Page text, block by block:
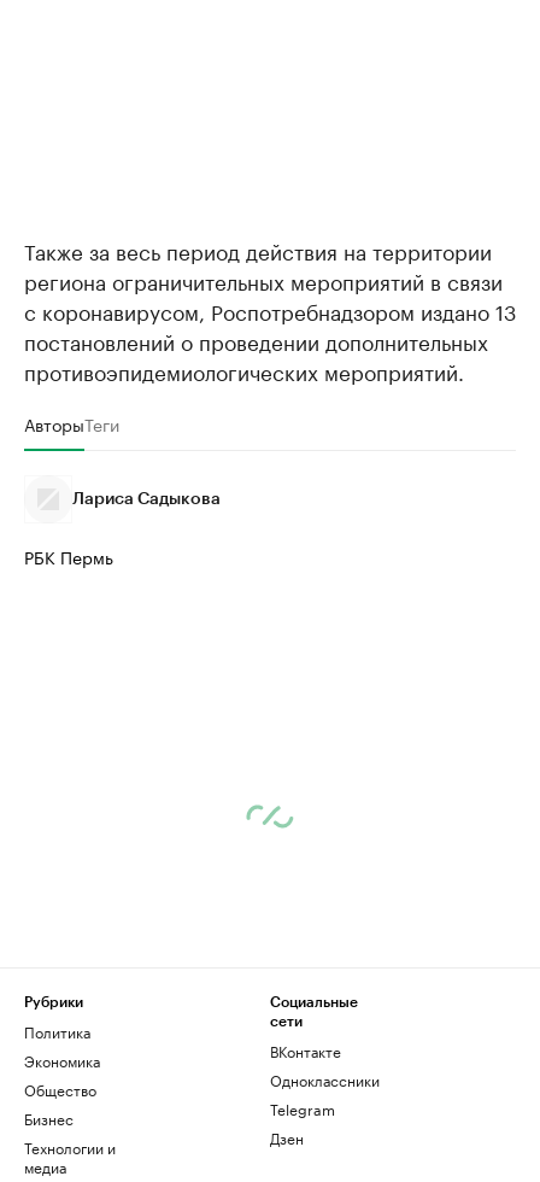
Также за весь период действия на территории
региона ограничительных мероприятий в связи
с коронавирусом, Роспотребнадзором издано 13
постановлений о проведении дополнительных
противоэпидемиологических мероприятий.
АвторыТеги
Лариса Садыкова
РБК Пермь
Рубрики
Политика
Экономика
Общество
Бизнес
Технологии и
медиа
Социальные
сети
ВКонтакте
Одноклассники
Telegram
Дзен